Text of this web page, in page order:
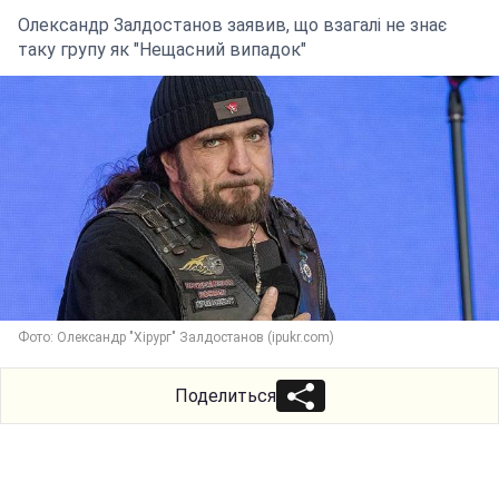
Олександр Залдостанов заявив, що взагалі не знає
таку групу як "Нещасний випадок"
Фото: Олександр "Хірург" Залдостанов (ipukr.com)
Поделиться